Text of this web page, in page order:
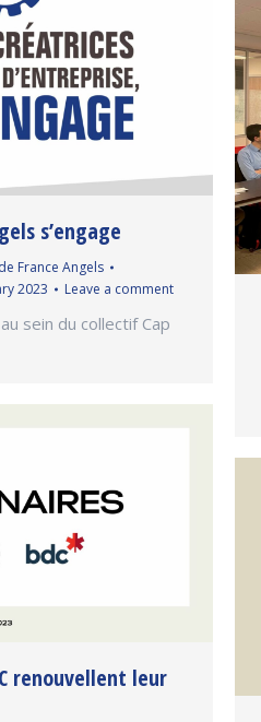
s’engage
France Angels
2023 Leave a comment
sein du collectif Cap
renouvellent leur